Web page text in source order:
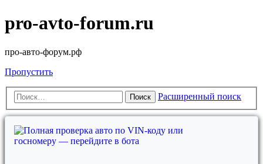
pro-avto-forum.ru
про-авто-форум.рф
Пропустить
Поиск Расширенный поиск